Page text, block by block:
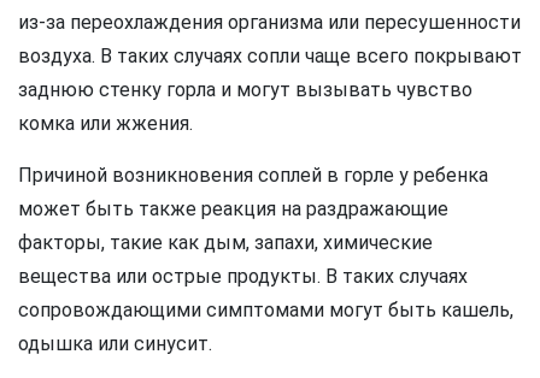
из-за переохлаждения организма или пересушенности
воздуха. В таких случаях сопли чаще всего покрывают
заднюю стенку горла и могут вызывать чувство
комка или жжения.
Причиной возникновения соплей в горле у ребенка
может быть также реакция на раздражающие
факторы, такие как дым, запахи, химические
вещества или острые продукты. В таких случаях
сопровождающими симптомами могут быть кашель,
одышка или синусит.